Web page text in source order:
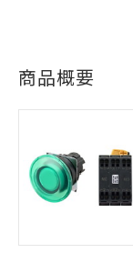
商品概要